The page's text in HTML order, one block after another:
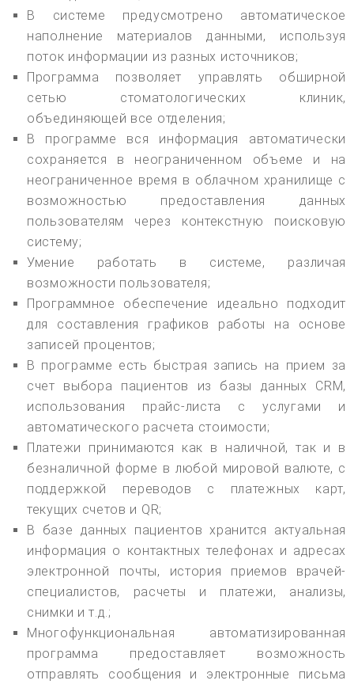
В системе предусмотрено автоматическое
наполнение материалов данными, используя
поток информации из разных источников;
Программа позволяет управлять обширной
сетью стоматологических клиник,
объединяющей все отделения;
В программе вся информация автоматически
сохраняется в неограниченном объеме и на
неограниченное время в облачном хранилище с
возможностью предоставления данных
пользователям через контекстную поисковую
систему;
Умение работать в системе, различая
возможности пользователя;
Программное обеспечение идеально подходит
для составления графиков работы на основе
записей процентов;
В программе есть быстрая запись на прием за
счет выбора пациентов из базы данных CRM,
использования прайс-листа с услугами и
автоматического расчета стоимости;
Платежи принимаются как в наличной, так и в
безналичной форме в любой мировой валюте, с
поддержкой переводов с платежных карт,
текущих счетов и QR;
В базе данных пациентов хранится актуальная
информация о контактных телефонах и адресах
электронной почты, история приемов врачей-
специалистов, расчеты и платежи, анализы,
снимки и т.д.;
Многофункциональная автоматизированная
программа предоставляет возможность
отправлять сообщения и электронные письма